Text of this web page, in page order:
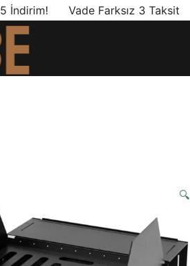
İndirim! Vade Farksız 3 Taksit
🔍